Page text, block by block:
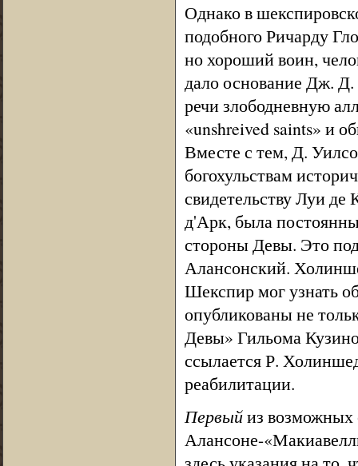
Однако в
подобного Ричарду
но хороший воин,
дало основание Дж.
речи злободневную
«unshreived saints» и
Вместе с тем, Д.
богохульствам
свидетельству Луи де
д'Арк, была
стороны Девы. Это
Алансонский.
Шекспир мог узнать
опубликованы не
Девы» Гильома
ссылается Р.
реабилитации.
Первыйиз возможных
Алансоне-